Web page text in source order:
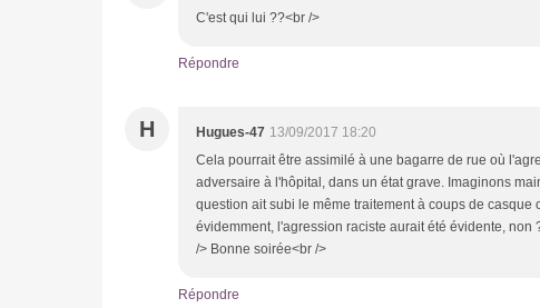
C'est qui lui ??<br />
Répondre
H Hugues-47 13/09/2017 18:20
Cela pourrait être assimilé à une bagarre de rue où
adversaire à l'hôpital, dans un état grave. Imaginons
question ait subi le même traitement à coups de
évidemment, l'agression raciste aurait été évidente,
/> Bonne soirée<br />
Répondre